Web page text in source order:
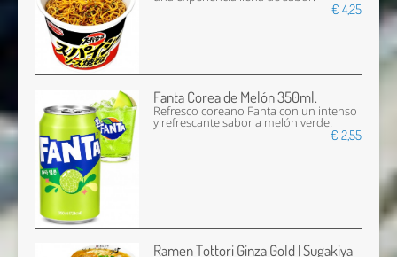
€ 4,25
Fanta Corea de Melón 350ml.
Refresco coreano Fanta con un intenso
y refrescante sabor a melón verde.
€ 2,55
Ramen Tottori Ginza Gold | Sugakiya